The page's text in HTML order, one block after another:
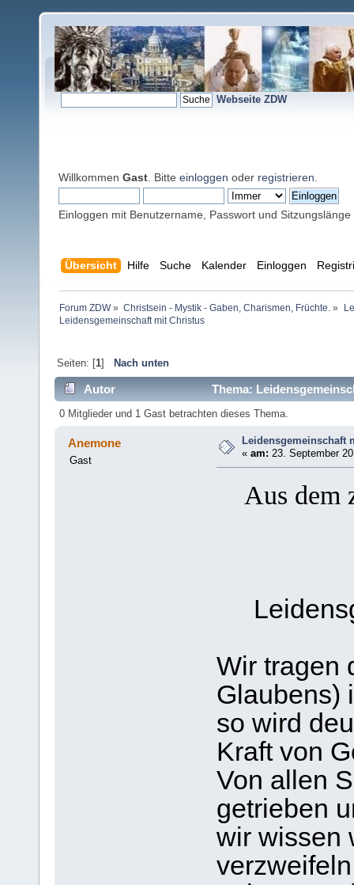
Webseite ZDW
Willkommen Gast . Bitte einloggen oder registrieren
Einloggen mit Benutzername, Passwort und Sitzungslänge
Übersicht Hilfe Suche Kalender Einloggen
Forum ZDW» Christsein - Mystik - Gaben, Charismen, Früchte. »
Leidensgemeinschaft mit Christus
Seiten: [1] Nach unten
Autor Thema:
0 Mitglieder und 1 Gast betrachten dieses Thema.
Anemone
Gast
Leidensgemeinschaft
«am: 23. September
Aus dem
Wir tragen
Glaubens)
so wird
Kraft von
Von allen
getrieben
wir wissen